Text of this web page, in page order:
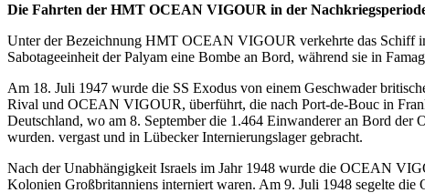
Die Fahrten der HMT OCEAN VIGOUR in der
Unter der Bezeichnung HMT OCEAN VIGOUR verkehrte das Schiff
Sabotageeinheit der Palyam eine Bombe an Bord, während sie in
Am 18. Juli 1947 wurde die SS Exodus von einem Geschwader
Rival und OCEAN VIGOUR, überführt, die nach Port-de-Bouc in
Deutschland, wo am 8. September die 1.464 Einwanderer an Bord
wurden. vergast und in Lübecker Internierungslager gebracht.
Nach der Unabhängigkeit Israels im Jahr 1948 wurde die OCEAN
Kolonien Großbritanniens interniert waren. Am 9. Juli 1948 segelte